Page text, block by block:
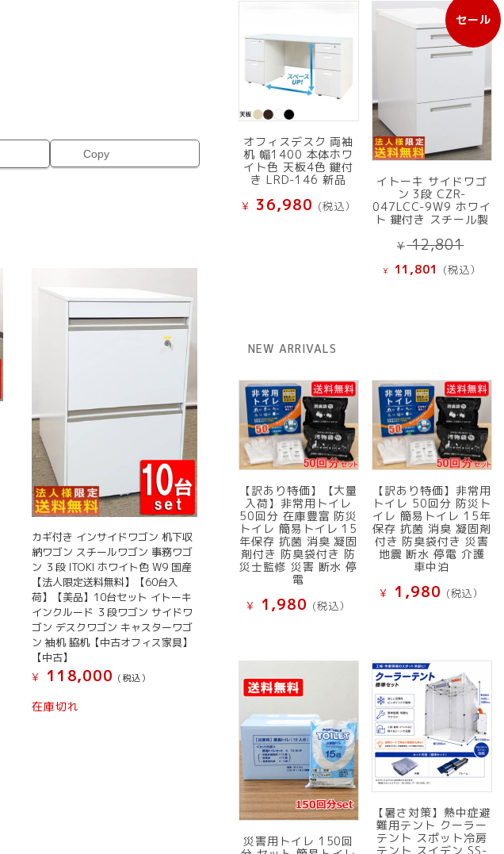
Copy
カギ付き インサイドワゴン 机下収
納ワゴン スチールワゴン 事務ワゴ
ン ３段 ITOKI ホワイト色 W9 国産
【法人限定送料無料】【60台入
荷】【美品】10台セット イトーキ
インクルード ３段ワゴン サイドワ
ゴン デスクワゴン キャスターワゴ
ン 袖机 脇机【中古オフィス家具】
【中古】
¥
118,000 (税込）
在庫切れ
オフィスデスク 両袖
机 幅1400 本体ホワ
イト色 天板4色 鍵付
き LRD-146 新品
¥ 36,980 (税込）
セール
販
売
中
品
イトーキ サイドワゴ
ン 3段 CZR-
047LCC-9W9 ホワイ
ト 鍵付き スチール製
¥12,801
の
価
た。
¥ 11,801 現
で
す。
(税込）
NEW ARRIVALS
【訳あり特価】【大量
入荷】非常用トイレ
50回分 在庫豊富 防災
トイレ 簡易トイレ 15
年保存 抗菌 消臭 凝固
剤付き 防臭袋付き 防
災士監修 災害 断水 停
電
¥ 1,980 (税込）
【訳あり特価】非常用
トイレ 50回分 防災ト
イレ 簡易トイレ 15年
保存 抗菌 消臭 凝固剤
付き 防臭袋付き 災害
地震 断水 停電 介護
車中泊
¥ 1,980 (税込）
災害用トイレ 150回
【暑さ対策】熱中症避
難用テント クーラー
テント スポット冷房
テント スイデン SS-